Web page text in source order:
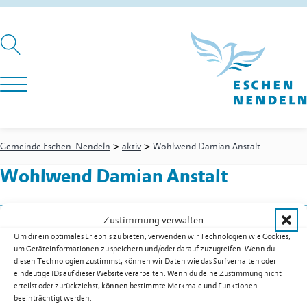
Zustimmung verwalten
Um dir ein optimales Erlebnis zu bieten, verwenden wir Technologien wie Cookies,
um Geräteinformationen zu speichern und/oder darauf zuzugreifen. Wenn du
diesen Technologien zustimmst, können wir Daten wie das Surfverhalten oder
eindeutige IDs auf dieser Website verarbeiten. Wenn du deine Zustimmung nicht
erteilst oder zurückziehst, können bestimmte Merkmale und Funktionen
beeinträchtigt werden.
Gemeinde Eschen-Nendeln > aktiv > Wohlwend Damian Anstalt
Wohlwend Damian Anstalt
Zweigstelle Eschen
Haldengasse 12
9492Eschen
Festnetz+423 373 25 34
E-Maildamian.wohlwend@adon.li